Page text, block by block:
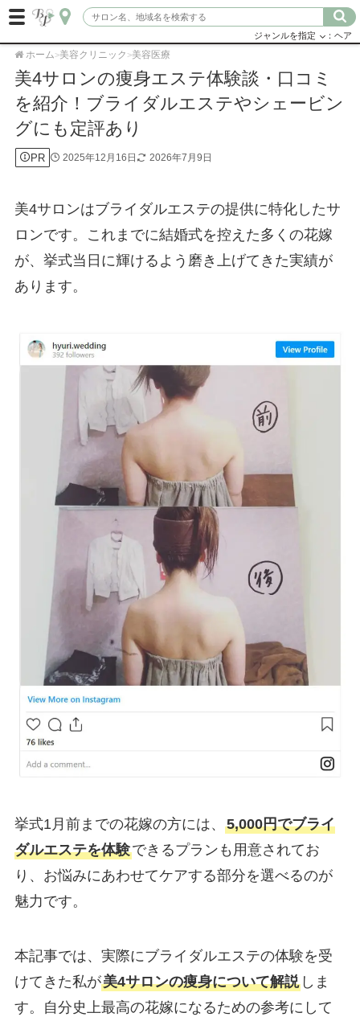
ジャンルを指定 ：ヘア
ホーム>美容クリニック >美容医療
美4サロンの痩身エステ体験談・口コミ
を紹介！ブライダルエステやシェービン
グにも定評あり
PR 2025年12月16日 2026年7月9日
美4サロンはブライダルエステの提供に特化したサ
ロンです。これまでに結婚式を控えた多くの花嫁
が、挙式当日に輝けるよう磨き上げてきた実績が
あります。
挙式1月前までの花嫁の方には、 5,000円でブライ
ダルエステを体験できるプランも用意されてお
り、お悩みにあわせてケアする部分を選べるのが
魅力です。
本記事では、実際にブライダルエステの体験を受
けてきた私が美4サロンの痩身について解説しま
す。自分史上最高の花嫁になるための参考にして